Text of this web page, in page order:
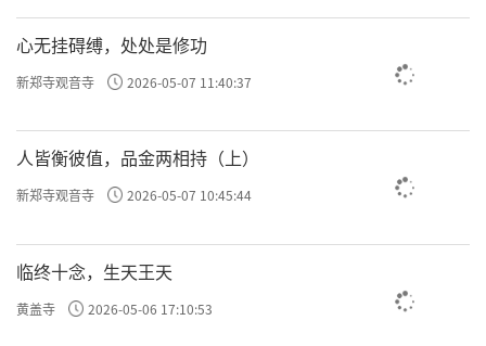
解脱生死苦果。为什么呢？那是因为他对如来
有坚定不疑的信心。
阿难！你要知道，这阎浮提娑婆世界从南
至北有二万一千由旬远，从东到西距离七千由
旬，假使有人供养每一位阎浮提的居民，你说
阿难答覆：「世尊，他所得到的福报非常
多。」
心无挂碍缚，处处是修功
新郑寺观音寺 2026-05-07 11:40:37
人皆衡彼值，品金两相持（上）
新郑寺观音寺 2026-05-07 10:45:44
临终十念，生天王天
黄盖寺 2026-05-06 17:10:53